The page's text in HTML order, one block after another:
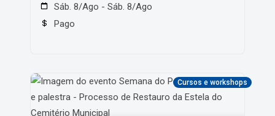
Sáb. 8/Ago - Sáb. 8/Ago
Pago
Cursos e workshops